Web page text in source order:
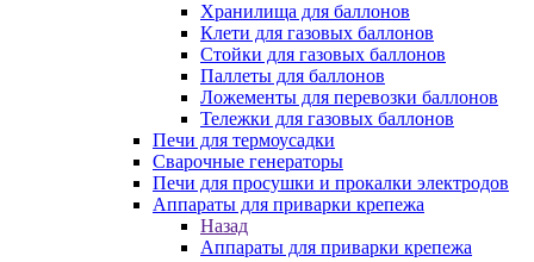
Хранилища для баллонов
Клети для газовых баллонов
Стойки для газовых баллонов
Паллеты для баллонов
Ложементы для перевозки баллонов
Тележки для газовых баллонов
Печи для термоусадки
Сварочные генераторы
Печи для просушки и прокалки электродов
Аппараты для приварки крепежа
Назад
Аппараты для приварки крепежа